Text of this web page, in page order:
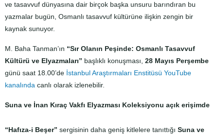
ve tasavvuf dünyasına dair birçok başka unsuru barındıran bu
yazmalar bugün, Osmanlı tasavvuf kültürüne ilişkin zengin bir
kaynak sunuyor.
M. Baha Tanman’ın “Sır Olanın Peşinde: Osmanlı Tasavvuf
Kültürü ve Elyazmaları” başlıklı konuşması, 28 Mayıs Perşembe
günü saat 18.00’de İstanbul Araştırmaları Enstitüsü YouTube
kanalında canlı olarak izlenebilir.
Suna ve İnan Kıraç Vakfı Elyazması Koleksiyonu açık erişimde
“Hafıza-i Beşer” sergisinin daha geniş kitlelere tanıttığı Suna ve